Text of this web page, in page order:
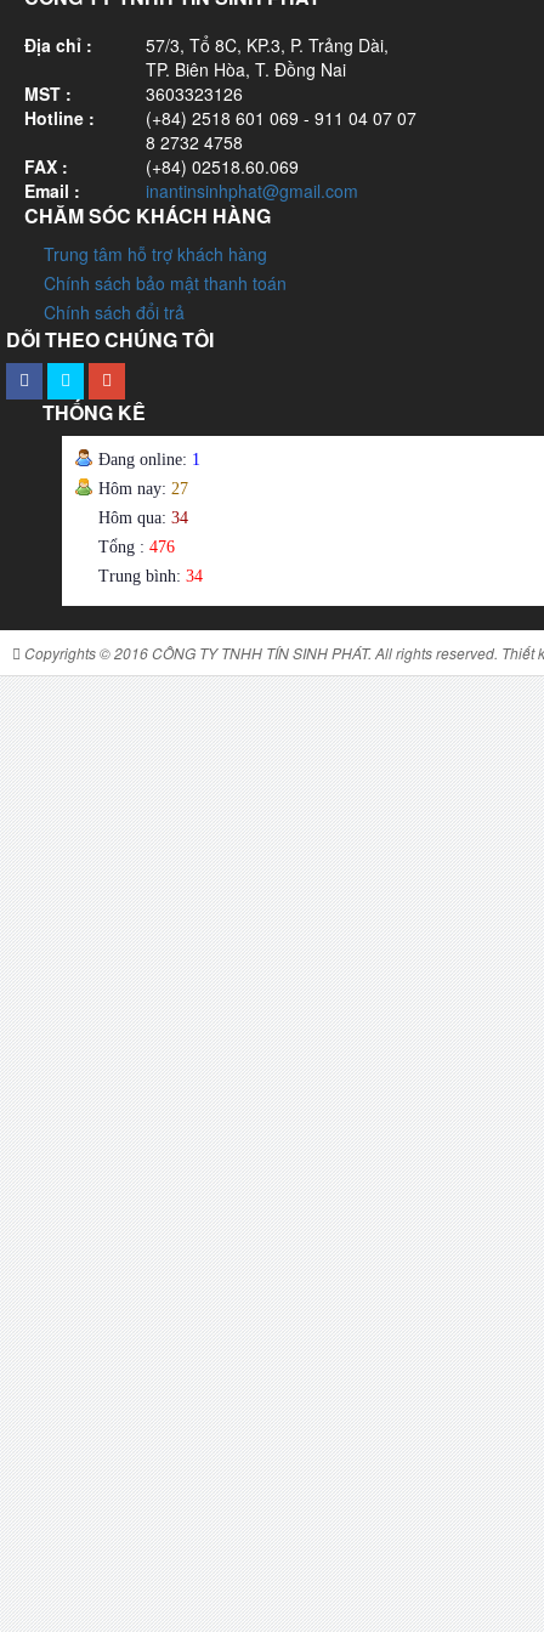
Địa chỉ :
57/3, Tổ 8C, KP.3, P. Trảng Dài,
TP. Biên Hòa, T. Đồng Nai
MST :
3603323126
Hotline :
(+84) 2518 601 069 - 911 04 07 07
8 2732 4758
FAX :
(+84) 02518.60.069
Email :
inantinsinhphat@gmail.com
CHĂM SÓC KHÁCH HÀNG
Trung tâm hỗ trợ khách hàng
Chính sách bảo mật thanh toán
Chính sách đổi trả
DÕI THEO CHÚNG TÔI
THỐNG KÊ
Đang online: 1
Hôm nay: 27
Hôm qua: 34
Tổng : 476
Trung bình: 34
Copyrights © 2016 CÔNG TY TNHH TÍN SINH PHÁT. All rights reserved. Thiết